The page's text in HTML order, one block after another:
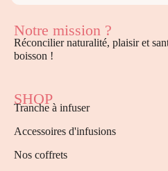
Notre mission ?
Réconcilier naturalité, plaisir et
boisson !
SHOP
Tranche à infuser
Accessoires d'infusions
Nos coffrets